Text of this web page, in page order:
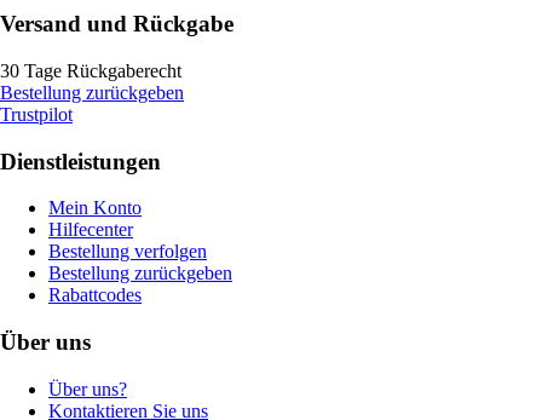
Versand und Rückgabe
30 Tage Rückgaberecht
Bestellung zurückgeben
Trustpilot
Dienstleistungen
Mein Konto
Hilfecenter
Bestellung verfolgen
Bestellung zurückgeben
Rabattcodes
Über uns
Über uns?
Kontaktieren Sie uns